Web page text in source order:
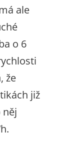
ale
o 6
že
již
něj